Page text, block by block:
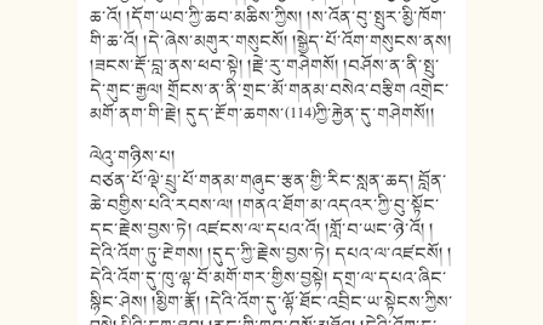
ཆ་འོ། །དོག་ཡབ་ཀྱི་ཆབ་མཆིས་ཀྱིས། །ས་འོན་བུ་སྤུར་མྱི་ཁོག་
གི་ཆ་འོ། །དེ་ཞེས་མགུར་གསུངསོ། །སྒྱེད་པོ་འོག་གསུངས་ནས།
།ཟངས་རྡོ་བླ་ནས་ཕབ་སྟེ། །རྗེ་རུ་གཤེགསོ། །བཤོས་ན་ནི་སྤུ་
དེ་གུང་རྒྱལ། གྲོངས་ན་ནི་གྲང་མོ་གནམ་བསེའ་བརྩིག འགྲེང་
མགོ་ནག་གི་རྗེ། དུད་རྔོག་ཆགས་(114)ཀྱི་རྐྱེན་དུ་གཤེགསོ།།
ལེའུ་གཉིས་པ།
བཙན་པོ་ལྡེ་པྲུ་པོ་གནམ་གཞུང་རྩན་གྱི་རིང་སླན་ཆད། བློན་
ཆེ་བགྱིས་པའི་རབས་ལ། །གནའ་ཐོག་མ་འདའར་ཀྱི་བུ་སྟོང་
དང་རྗེས་བྱས་ཏེ། འཛངས་ལ་དཔའ་འོ། །གློ་བ་ཡང་ཉེ་འོ། །
དེའི་འོག་ཏུ་རྔེགས། །དུད་ཀྱི་རྗེས་བྱས་ཏེ། དཔའ་ལ་འཛངསོ། །
དེའི་འོག་དུ་ཁུ་ལྷ་བོ་མགོ་གར་གྱིས་བྱསྟེ། དགྲ་ལ་དཔའ་ཞིང་
སྙིང་ཤེས། །མྱིག་རྣོ། །དེའི་འོག་དུ་ལྷོ་ཐོང་འབྲིང་ཡ་སྟེངས་ཀྱིས་